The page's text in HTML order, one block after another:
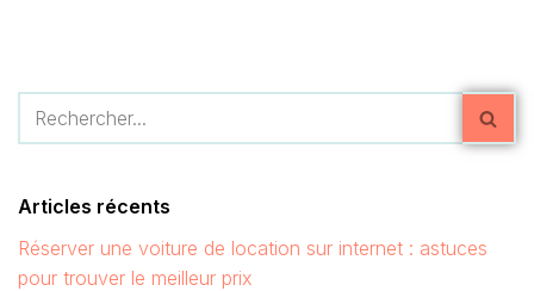
Articles récents
Réserver une voiture de location sur internet : astuces
pour trouver le meilleur prix